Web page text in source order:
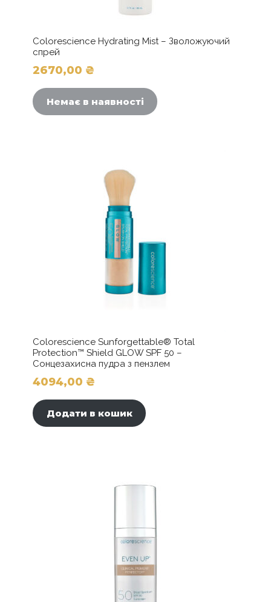
Colorescience Hydrating Mist – Зволожуючий
спрей
2670,00 ₴
Немає в наявності
Colorescience Sunforgettable® Total
Protection™ Shield GLOW SPF 50 –
Сонцезахисна пудра з пензлем
4094,00 ₴
Додати в кошик